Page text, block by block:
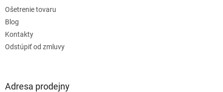
Ošetrenie tovaru
Blog
Kontakty
Odstúpiť od zmluvy
Adresa prodejny